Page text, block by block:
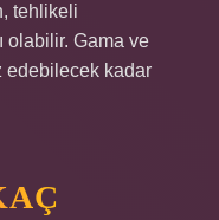
tehlikeli
olabilir. Gama ve
edebilecek kadar